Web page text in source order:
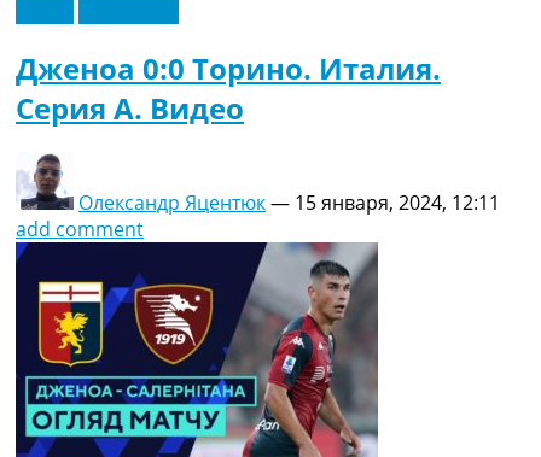
Дженоа 0:0 Торино. Италия.
Серия A. Видео
Олександр Яцентюк— 15 января, 2024, 12:11
add comment